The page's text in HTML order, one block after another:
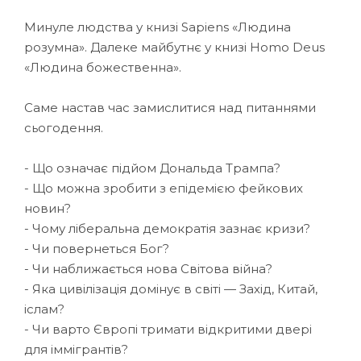
Минуле людства у книзі Sapiens «Людина
розумна». Далеке майбутнє у книзі Homo Deus
«Людина божественна».
Саме настав час замислитися над питаннями
сьогодення.
- Що означає підйом Дональда Трампа?
- Що можна зробити з епідемією фейкових
новин?
- Чому ліберальна демократія зазнає кризи?
- Чи повернеться Бог?
- Чи наближається нова Світова війна?
- Яка цивілізація домінує в світі — Захід, Китай,
іслам?
- Чи варто Європі тримати відкритими двері
для іммігрантів?